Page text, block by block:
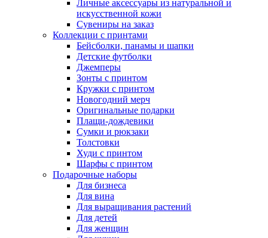
Личные аксессуары из натуральной и
искусственной кожи
Сувениры на заказ
Коллекции с принтами
Бейсболки, панамы и шапки
Детские футболки
Джемперы
Зонты с принтом
Кружки с принтом
Новогодний мерч
Оригинальные подарки
Плащи-дождевики
Сумки и рюкзаки
Толстовки
Худи с принтом
Шарфы с принтом
Подарочные наборы
Для бизнеса
Для вина
Для выращивания растений
Для детей
Для женщин